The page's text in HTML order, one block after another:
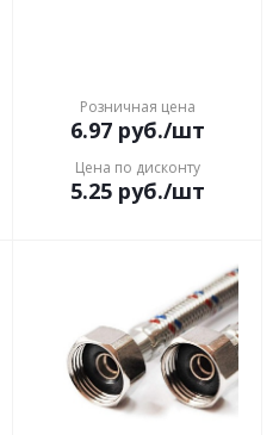
Розничная цена
6.97руб./шт
Цена по дисконту
5.25руб./шт